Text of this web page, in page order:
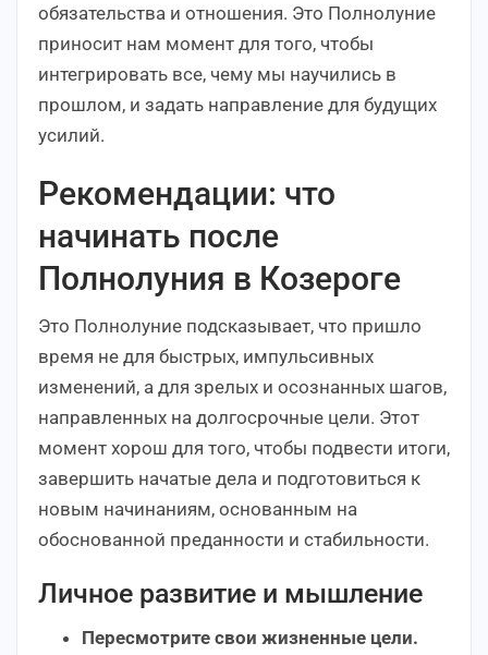
обязательства и отношения. Это Полнолуние
приносит нам момент для того, чтобы
интегрировать все, чему мы научились в
прошлом, и задать направление для будущих
усилий.
Рекомендации: что
начинать после
Полнолуния в Козероге
Это Полнолуние подсказывает, что пришло
время не для быстрых, импульсивных
изменений, а для зрелых и осознанных шагов,
направленных на долгосрочные цели. Этот
момент хорош для того, чтобы подвести итоги,
завершить начатые дела и подготовиться к
новым начинаниям, основанным на
обоснованной преданности и стабильности.
Личное развитие и мышление
Пересмотрите свои жизненные цели.